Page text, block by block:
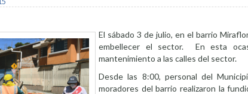
El sábado 3 de julio, en el barrio
embellecer el sector. En esta
mantenimiento a las calles del sector.
Desde las 8:00, personal del
moradores del barrio realizaron la